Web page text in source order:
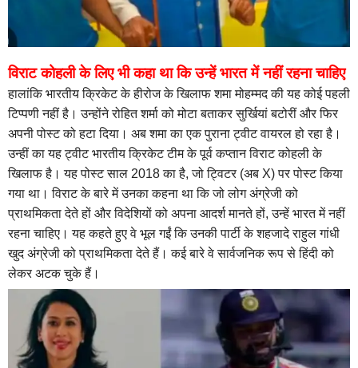
विराट कोहली के लिए भी कहा था कि उन्हें भारत में नहीं रहना चाहिए
हालांकि भारतीय क्रिकेट के हीरोज के खिलाफ शमा मोहम्मद की यह कोई पहली
टिप्पणी नहीं है। उन्होंने रोहित शर्मा को मोटा बताकर सुर्खियां बटोरीं और फिर
अपनी पोस्ट को हटा दिया। अब शमा का एक पुराना ट्वीट वायरल हो रहा है।
उन्हीं का यह ट्वीट भारतीय क्रिकेट टीम के पूर्व कप्तान विराट कोहली के
खिलाफ है। यह पोस्ट साल 2018 का है, जो ट्विटर (अब X) पर पोस्ट किया
गया था। विराट के बारे में उनका कहना था कि जो लोग अंग्रेजी को
प्राथमिकता देते हों और विदेशियों को अपना आदर्श मानते हों, उन्हें भारत में नहीं
रहना चाहिए। यह कहते हुए वे भूल गईं कि उनकी पार्टी के शहजादे राहुल गांधी
खुद अंग्रेजी को प्राथमिकता देते हैं। कई बारे वे सार्वजनिक रूप से हिंदी को
लेकर अटक चुके हैं।